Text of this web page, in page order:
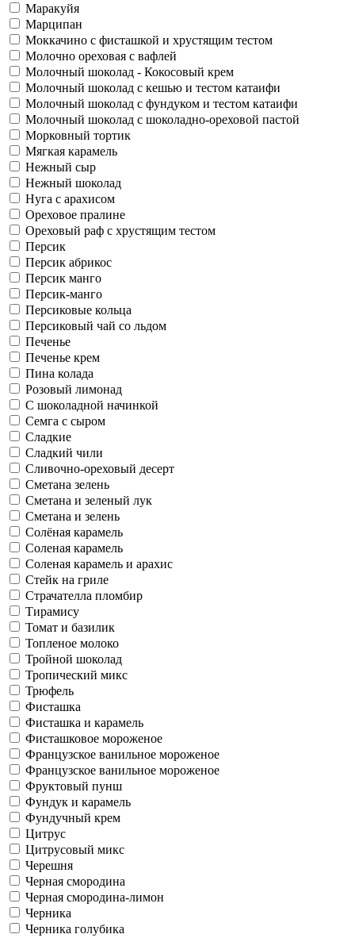
Маракуйя
Марципан
Моккачино с фисташкой и хрустящим тестом
Молочно ореховая с вафлей
Молочный шоколад - Кокосовый крем
Молочный шоколад с кешью и тестом катаифи
Молочный шоколад с фундуком и тестом катаифи
Молочный шоколад с шоколадно-ореховой пастой
Морковный тортик
Мягкая карамель
Нежный сыр
Нежный шоколад
Нуга с арахисом
Ореховое пралине
Ореховый раф с хрустящим тестом
Персик
Персик абрикос
Персик манго
Персик-манго
Персиковые кольца
Персиковый чай со льдом
Печенье
Печенье крем
Пина колада
Розовый лимонад
С шоколадной начинкой
Семга с сыром
Сладкие
Сладкий чили
Сливочно-ореховый десерт
Сметана зелень
Сметана и зеленый лук
Сметана и зелень
Солёная карамель
Соленая карамель
Соленая карамель и арахис
Стейк на гриле
Страчателла пломбир
Тирамису
Томат и базилик
Топленое молоко
Тройной шоколад
Тропический микс
Трюфель
Фисташка
Фисташка и карамель
Фисташковое мороженое
Французское ванильное мороженое
Французское ванильное мороженое
Фруктовый пунш
Фундук и карамель
Фундучный крем
Цитрус
Цитрусовый микс
Черешня
Черная смородина
Черная смородина-лимон
Черника
Черника голубика